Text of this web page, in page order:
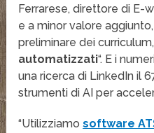
Ferrarese, direttore di E-
e a minor valore
preliminare dei
automatizzati“. E i
una ricerca di LinkedIn il
strumenti di AI per
“Utilizziamosoftware